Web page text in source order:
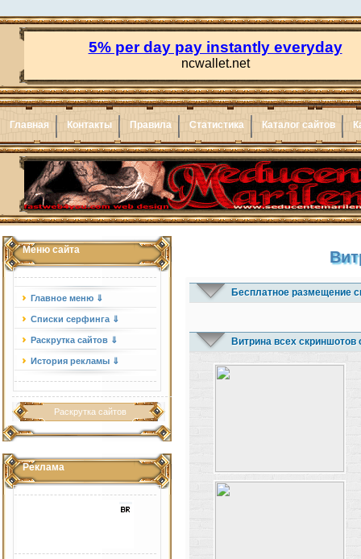
Главная Контакты Правила Статистика Каталог сайтов
Меню сайта
Главное меню ⇓
Списки серфинга ⇓
Раскрутка сайтов ⇓
История рекламы ⇓
Раскрутка сайтов
Реклама
Бесплатное размещение
Витрина всех скриншотов